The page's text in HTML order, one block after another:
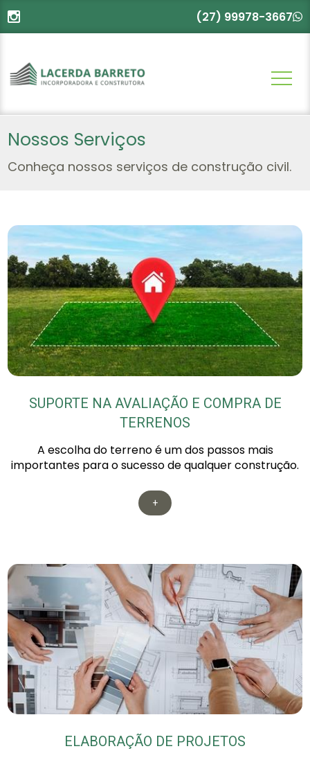
(27) 99978-3667
Nossos Serviços
Conheça nossos serviços de construção civil.
SUPORTE NA AVALIAÇÃO E COMPRA DE
TERRENOS
A escolha do terreno é um dos passos mais
importantes para o sucesso de qualquer construção.
+
ELABORAÇÃO DE PROJETOS